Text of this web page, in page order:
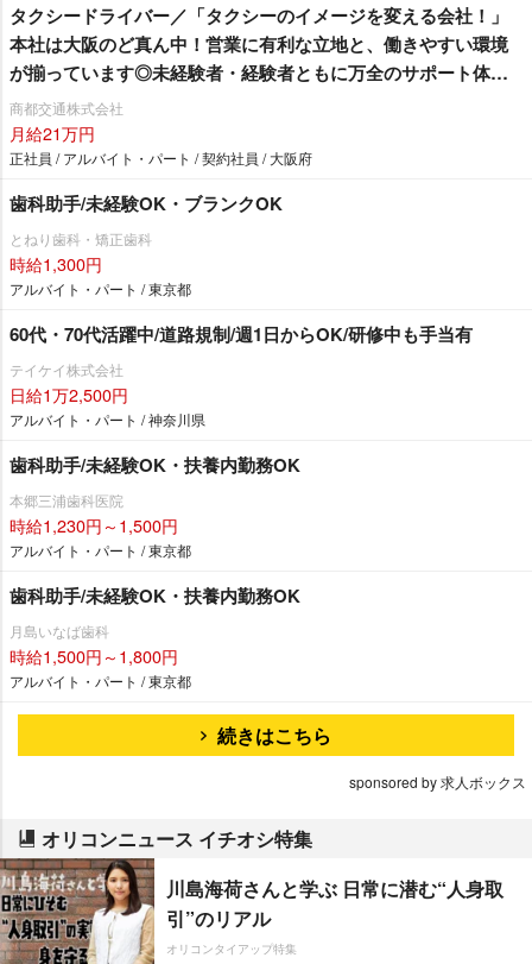
タクシードライバー／「タクシーのイメージを変える会社！」
本社は大阪のど真ん中！営業に有利な立地と、働きやすい環境
が揃っています◎未経験者・経験者ともに万全のサポート体制
でお待ちしております！
商都交通株式会社
月給21万円
正社員 / アルバイト・パート / 契約社員 / 大阪府
歯科助手/未経験OK・ブランクOK
とねり歯科・矯正歯科
時給1,300円
アルバイト・パート / 東京都
60代・70代活躍中/道路規制/週1日からOK/研修中も手当有
テイケイ株式会社
日給1万2,500円
アルバイト・パート / 神奈川県
歯科助手/未経験OK・扶養内勤務OK
本郷三浦歯科医院
時給1,230円～1,500円
アルバイト・パート / 東京都
歯科助手/未経験OK・扶養内勤務OK
月島いなば歯科
時給1,500円～1,800円
アルバイト・パート / 東京都
続きはこちら
sponsored by 求人ボックス
オリコンニュース イチオシ特集
川島海荷さんと学ぶ 日常に潜む“人身取
引”のリアル
オリコンタイアップ特集